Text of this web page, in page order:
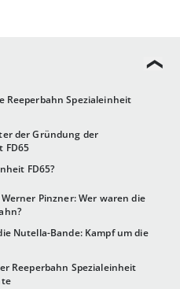
Reeperbahn Spezialeinheit
der Gründung der
FD65
FD65?
Pinzner: Wer waren die
Nutella-Bande: Kampf um die
Reeperbahn Spezialeinheit